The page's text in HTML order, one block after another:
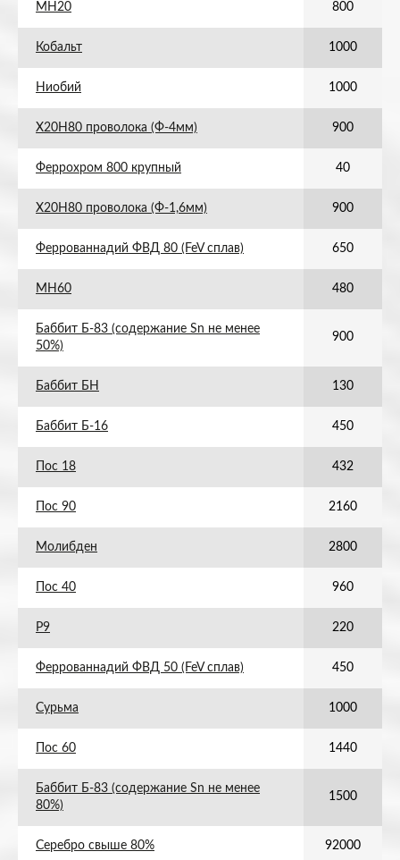
МН20 800
Кобальт 1000
Ниобий 1000
Х20Н80 проволока (Ф-4мм) 900
Феррохром 800 крупный 40
Х20Н80 проволока (Ф-1,6мм) 900
Феррованнадий ФВД 80 (FeV сплав) 650
МН60 480
Баббит Б-83 (содержание Sn не менее
50%)
900
Баббит БН 130
Баббит Б-16 450
Пос 18 432
Пос 90 2160
Молибден 2800
Пос 40 960
Р9 220
Феррованнадий ФВД 50 (FeV сплав) 450
Сурьма 1000
Пос 60 1440
Баббит Б-83 (содержание Sn не менее
80%)
1500
Серебро свыше 80% 92000